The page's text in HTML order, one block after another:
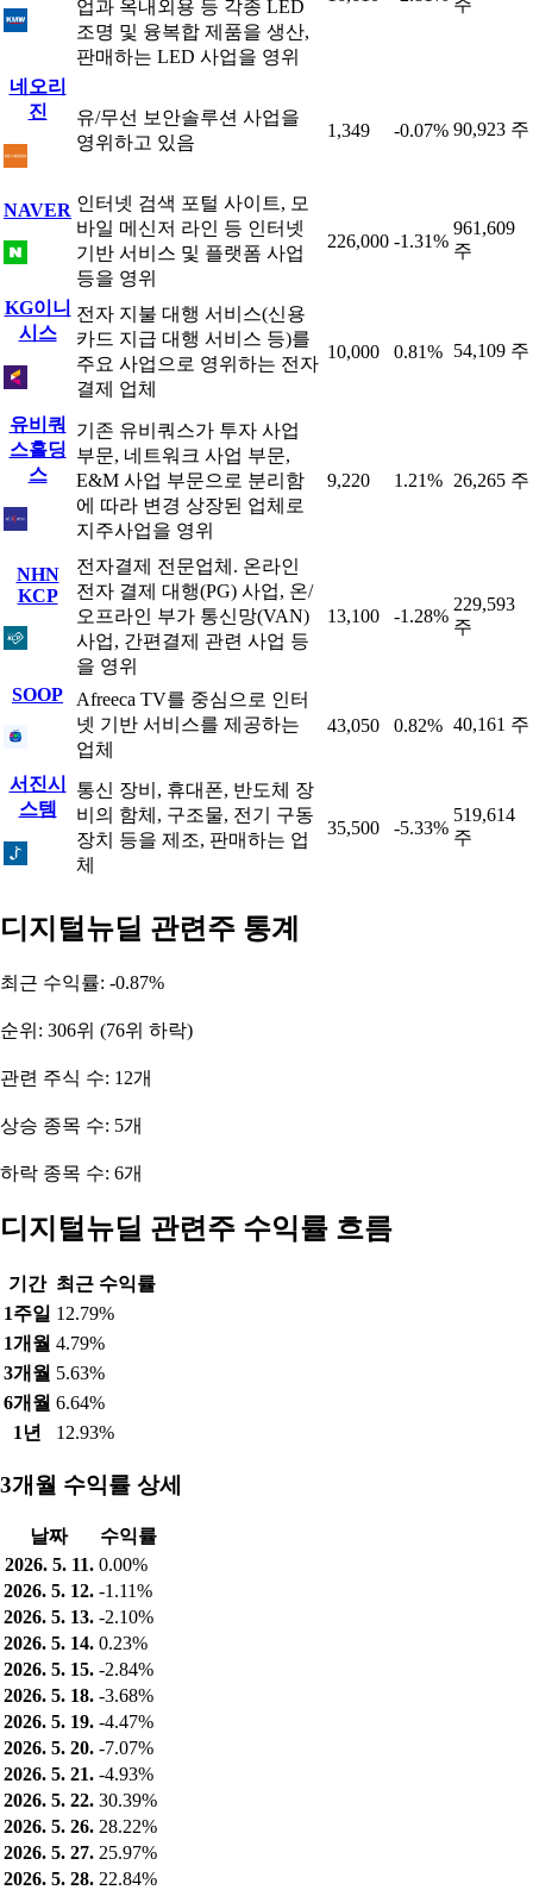
업과 옥내외용 등 각종 LED
조명 및 융복합 제품을 생산,
판매하는 LED 사업을 영위
주
네오리
진
유/무선 보안솔루션 사업을
영위하고 있음
1,349 -0.07% 90,923 주
NAVER 인터넷 검색 포털 사이트, 모
바일 메신저 라인 등 인터넷
기반 서비스 및 플랫폼 사업
등을 영위
226,000 -1.31%
961,609
주
KG이니
시스
전자 지불 대행 서비스(신용
카드 지급 대행 서비스 등)를
주요 사업으로 영위하는 전자
결제 업체
10,000 0.81% 54,109 주
유비쿼
스홀딩
스
기존 유비쿼스가 투자 사업
부문, 네트워크 사업 부문,
E&M 사업 부문으로 분리함
에 따라 변경 상장된 업체로
지주사업을 영위
9,220 1.21% 26,265 주
NHN
KCP
전자결제 전문업체. 온라인
전자 결제 대행(PG) 사업, 온/
오프라인 부가 통신망(VAN)
사업, 간편결제 관련 사업 등
을 영위
13,100 -1.28%
229,593
주
SOOP
Afreeca TV를 중심으로 인터
넷 기반 서비스를 제공하는
업체
43,050 0.82% 40,161 주
서진시
스템
통신 장비, 휴대폰, 반도체 장
비의 함체, 구조물, 전기 구동
장치 등을 제조, 판매하는 업
체
35,500 -5.33%
519,614
주
디지털뉴딜 관련주 통계
최근 수익률: -0.87%
순위: 306위 (76위 하락)
관련 주식 수: 12개
상승 종목 수: 5개
하락 종목 수: 6개
디지털뉴딜 관련주 수익률 흐름
기간 최근 수익률
1주일 12.79%
1개월 4.79%
3개월 5.63%
6개월 6.64%
1년
12.93%
3개월 수익률 상세
날짜
수익률
2026. 5. 11. 0.00%
2026. 5. 12. -1.11%
2026. 5. 13. -2.10%
2026. 5. 14. 0.23%
2026. 5. 15. -2.84%
2026. 5. 18. -3.68%
2026. 5. 19. -4.47%
2026. 5. 20. -7.07%
2026. 5. 21. -4.93%
2026. 5. 22. 30.39%
2026. 5. 26. 28.22%
2026. 5. 27. 25.97%
2026. 5. 28. 22.84%